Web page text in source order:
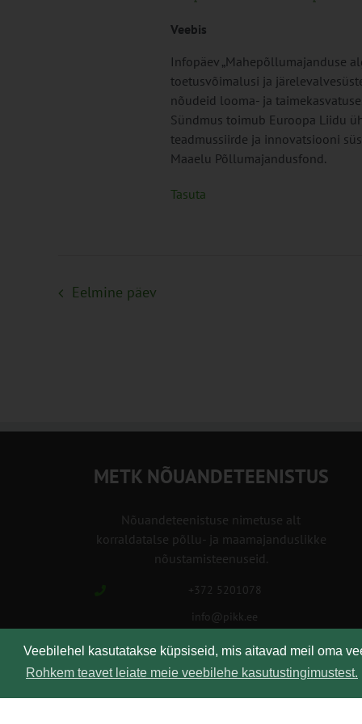
Veebilehel kasutatakse küpsiseid, mis aitavad meil oma
Rohkem teavet leiate meie veebilehe kasutustingimustest.
Veebis
Infopäev „Mahepõllumajanduse
toetusvõimalusi ja
nõudeid looma- ja
Sündmus toimub Euroopa Liidu
teadmussiirde ja innovatsiooni
Maaelu Põllumajandusfond.
Tasuta
Eelmine päev
METK NÕUANDETEENISTUS
Nõuandeteenistuse nimetuse alt
korraldatalse põllu- ja maamajanduslikke
nõustamisteenuseid.
+372 5201078
info@pikk.ee